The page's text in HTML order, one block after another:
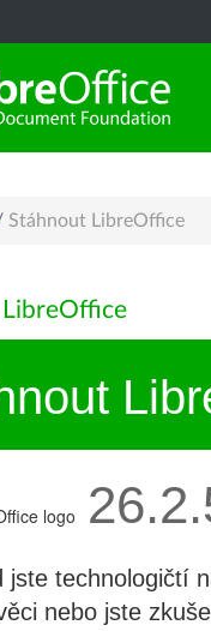
Stáhnout LibreOffice
jste technologičtí
nebo jste